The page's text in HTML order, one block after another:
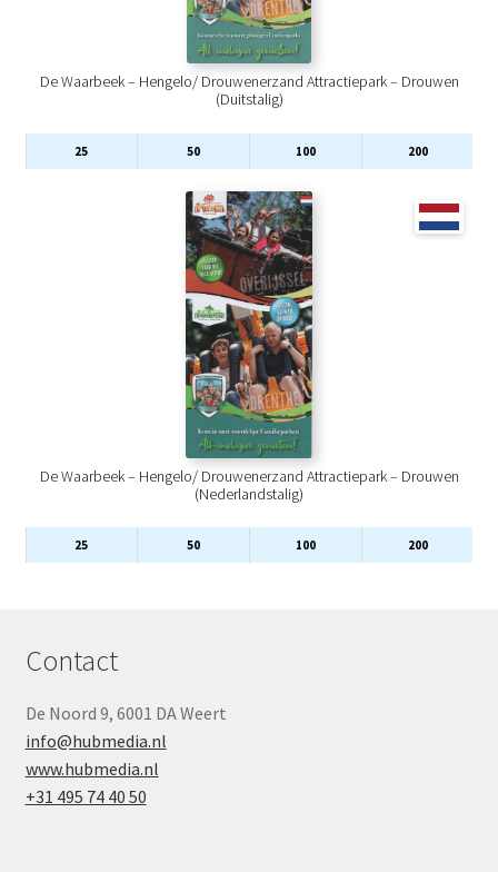
De Waarbeek – Hengelo/ Drouwenerzand Attractiepark – Drouwen
(Duitstalig)
25 50 100 200
De Waarbeek – Hengelo/ Drouwenerzand Attractiepark – Drouwen
(Nederlandstalig)
25 50 100 200
Contact
De Noord 9, 6001 DA Weert
info@hubmedia.nl
www.hubmedia.nl
+31 495 74 40 50